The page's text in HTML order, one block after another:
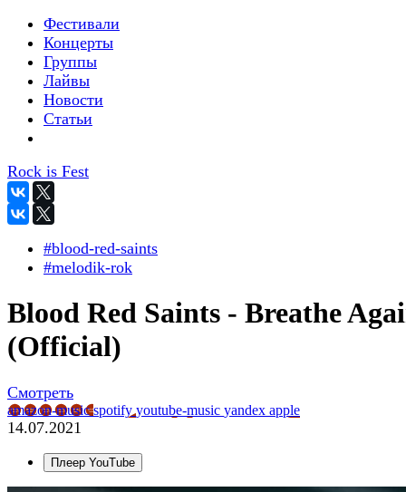
Фестивали
Концерты
Группы
Лайвы
Новости
Статьи
Rock is Fest
#blood-red-saints
#melodik-rok
Blood Red Saints - Breathe
(Official)
Смотреть
amazon-musicspotifyyoutube-music yandex apple
14.07.2021
Плеер YouTube